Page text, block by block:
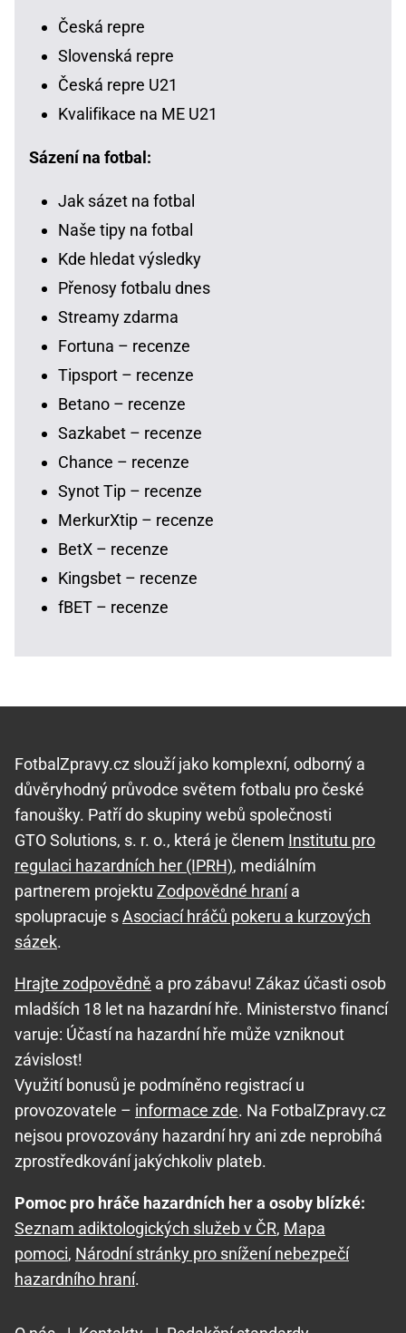
Česká repre
Slovenská repre
Česká repre U21
Kvalifikace na ME U21
Sázení na fotbal:
Jak sázet na fotbal
Naše tipy na fotbal
Kde hledat výsledky
Přenosy fotbalu dnes
Streamy zdarma
Fortuna – recenze
Tipsport – recenze
Betano – recenze
Sazkabet – recenze
Chance – recenze
Synot Tip – recenze
MerkurXtip – recenze
BetX – recenze
Kingsbet – recenze
fBET – recenze
FotbalZpravy.cz slouží jako komplexní, odborný a
důvěryhodný průvodce světem fotbalu pro české
fanoušky. Patří do skupiny webů společnosti
GTO Solutions, s. r. o., která je členem Institutu pro
regulaci hazardních her (IPRH), mediálním
partnerem projektu Zodpovědné hranía
spolupracuje sAsociací hráčů pokeru a kurzových
sázek.
Hrajte zodpovědně a pro zábavu! Zákaz účasti osob
mladších 18 let na hazardní hře. Ministerstvo financí
varuje: Účastí na hazardní hře může vzniknout
závislost!
Využití bonusů je podmíněno registrací u
provozovatele – informace zde. Na FotbalZpravy.cz
nejsou provozovány hazardní hry ani zde neprobíhá
zprostředkování jakýchkoliv plateb.
Pomoc pro hráče hazardních her a osoby blízké:
Seznam adiktologických služeb v ČR, Mapa
pomoci, Národní stránky pro snížení nebezpečí
hazardního hraní.